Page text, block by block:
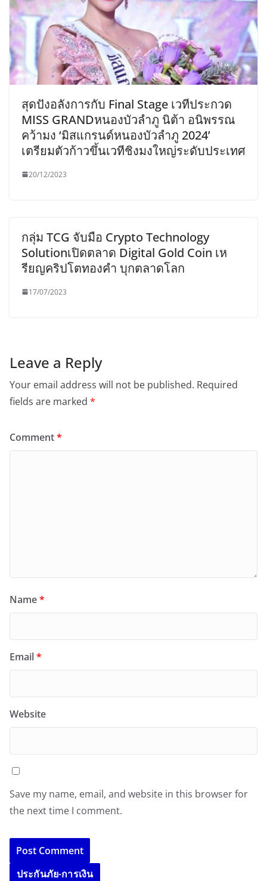
สุดปังอลังการกับ Final Stage เวทีประกวด
MISS GRANDหนองบัวลำภู นิต้า อนิพรรณ
คว้ามง ‘มิสแกรนด์หนองบัวลำภู 2024’
เตรียมตัวก้าวขึ้นเวทีชิงมงใหญ่ระดับประเทศ
20/12/2023
กลุ่ม TCG จับมือ Crypto Technology
Solutionเปิดตลาด Digital Gold Coin เห
รียญคริปโตทองคำ บุกตลาดโลก
17/07/2023
Leave a Reply
Your email address will not be published. Required
fields are marked *
Comment*
Name*
Email*
Website
Save my name, email, and website in this browser for
the next time I comment.
ประกันภัย-การเงิน